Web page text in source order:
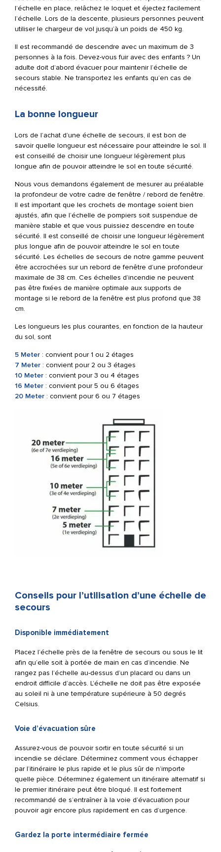
l’échelle en place, relâchez le loquet et éjectez facilement
l’échelle. Lors de la descente, plusieurs personnes peuvent
utiliser le chargeur de vol jusqu’à un poids de 450 kg.
Il est recommandé de descendre avec un maximum de 3
personnes à la fois. Devez-vous fuir avec des enfants ? Un
adulte doit d’abord évacuer pour maintenir l’échelle de
secours stable. Ne transportez les enfants qu’en cas de
nécessité.
La bonne longueur
Lors de l’achat d’une échelle de secours, il est bon de
savoir quelle longueur est nécessaire pour atteindre le sol. Il
est conseillé de choisir une longueur légèrement plus
longue afin de pouvoir atteindre le sol en toute sécurité.
Nous vous demandons également de mesurer au préalable
la profondeur de votre cadre de fenêtre / rebord de fenêtre.
Il est important que les crochets de montage soient bien
ajustés, afin que l’échelle de pompiers soit suspendue de
manière stable et que vous puissiez descendre en toute
sécurité. Il est conseillé de choisir une longueur légèrement
plus longue afin de pouvoir atteindre le sol en toute
sécurité. Les échelles de secours de notre gamme peuvent
être accrochées sur un rebord de fenêtre d’une profondeur
maximale de 38 cm. Ces échelles d’incendie ne peuvent
pas être fixées de manière optimale aux supports de
montage si le rebord de la fenêtre est plus profond que 38
cm.
Les longueurs les plus courantes, en fonction de la hauteur
du sol, sont
5 Meter : convient pour 1 ou 2 étages
7 Meter : convient pour 2 ou 3 étages
10 Meter : convient pour 3 ou 4 étages
16 Meter : convient pour 5 ou 6 étages
20 Meter : convient pour 6 ou 7 étages
Conseils pour l’utilisation d’une échelle de
secours
Disponible immédiatement
Placez l’échelle près de la fenêtre de secours ou sous le lit
afin qu’elle soit à portée de main en cas d’incendie. Ne
rangez pas l’échelle au-dessus d’un placard ou dans un
endroit difficile d’accès. L’échelle ne doit pas être exposée
au soleil ni à une température supérieure à 50 degrés
Celsius.
Voie d’évacuation sûre
Assurez-vous de pouvoir sortir en toute sécurité si un
incendie se déclare. Déterminez comment vous échapper
par l’itinéraire le plus rapide et le plus sûr de n’importe
quelle pièce. Déterminez également un itinéraire alternatif si
le premier itinéraire peut être bloqué. Il est fortement
recommandé de s’entraîner à la voie d’évacuation pour
pouvoir agir encore plus rapidement en cas d’urgence.
Gardez la porte intermédiaire fermée